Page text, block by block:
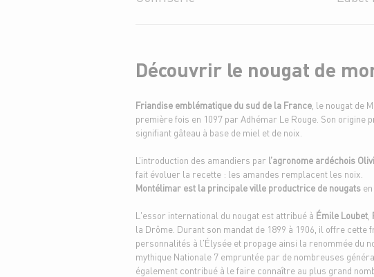
Découvrir le nougat de
Friandise emblématique du sud de la France , le nougat de
première fois en 1097 par Adhémar Le Rouge. Son origine
signifiant gâteau à base de miel et de noix.
L’introduction des amandiers par l’agronome ardéchois
fait évoluer la recette : les amandes remplacent les noix.
Montélimar est la principale ville productrice de nougats
L'essor international du nougat est attribué à Émile Loubet
la Drôme. Durant son mandat de 1899 à 1906, il offre cette
personnalités à l'Élysée et propage ainsi la renommée du
mythique Nationale 7 empruntée par de nombreuses
également contribué à le faire connaître au plus grand